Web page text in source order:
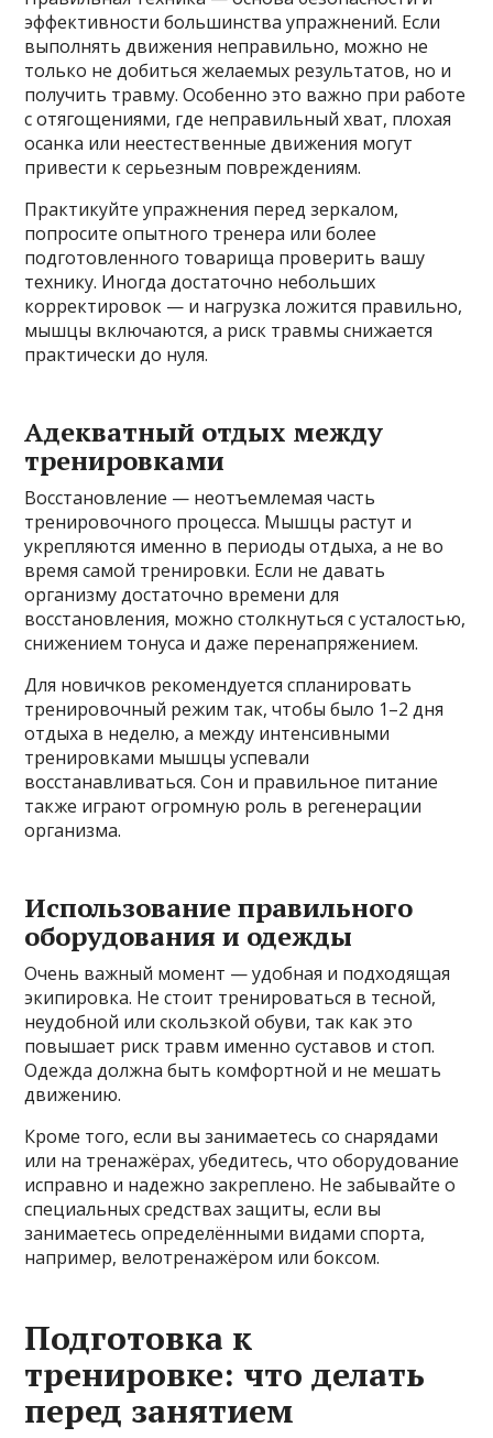
эффективности большинства упражнений. Если
выполнять движения неправильно, можно не
только не добиться желаемых результатов, но и
получить травму. Особенно это важно при работе
с отягощениями, где неправильный хват, плохая
осанка или неестественные движения могут
привести к серьезным повреждениям.
Практикуйте упражнения перед зеркалом,
попросите опытного тренера или более
подготовленного товарища проверить вашу
технику. Иногда достаточно небольших
корректировок — и нагрузка ложится правильно,
мышцы включаются, а риск травмы снижается
практически до нуля.
Адекватный отдых между
тренировками
Восстановление — неотъемлемая часть
тренировочного процесса. Мышцы растут и
укрепляются именно в периоды отдыха, а не во
время самой тренировки. Если не давать
организму достаточно времени для
восстановления, можно столкнуться с усталостью,
снижением тонуса и даже перенапряжением.
Для новичков рекомендуется спланировать
тренировочный режим так, чтобы было 1–2 дня
отдыха в неделю, а между интенсивными
тренировками мышцы успевали
восстанавливаться. Сон и правильное питание
также играют огромную роль в регенерации
организма.
Использование правильного
оборудования и одежды
Очень важный момент — удобная и подходящая
экипировка. Не стоит тренироваться в тесной,
неудобной или скользкой обуви, так как это
повышает риск травм именно суставов и стоп.
Одежда должна быть комфортной и не мешать
движению.
Кроме того, если вы занимаетесь со снарядами
или на тренажёрах, убедитесь, что оборудование
исправно и надежно закреплено. Не забывайте о
специальных средствах защиты, если вы
занимаетесь определёнными видами спорта,
например, велотренажёром или боксом.
Подготовка к
тренировке: что делать
перед занятием